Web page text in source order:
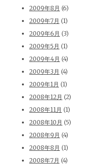
2009年8月 (6)
2009年7月 (1)
2009年6月 (3)
2009年5月 (1)
2009年4月 (4)
2009年3月 (4)
2009年1月 (1)
2008年12月 (2)
2008年11月 (1)
2008年10月 (5)
2008年9月 (4)
2008年8月 (1)
2008年7月 (4)